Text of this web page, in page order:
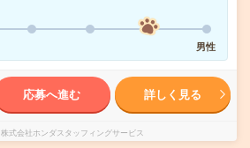
男性
応募へ進む 詳しく見る
株式会社ホンダスタッフィングサービス